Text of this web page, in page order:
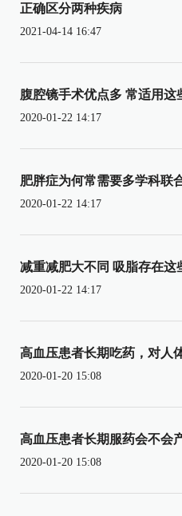
正确区分两种疾病
2021-04-14 16:47
腹腔镜手术优点多 常适用这
2020-01-22 14:17
肥胖症为何常需要多学科联
2020-01-22 14:17
减重减肥大不同 吸脂存在这
2020-01-22 14:17
高血压患者长期吃药，对人
2020-01-20 15:08
高血压患者长期服药会不会
2020-01-20 15:08